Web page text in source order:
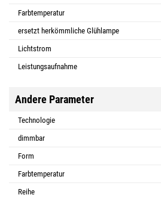
Farbtemperatur
ersetzt herkömmliche Glühlampe
Lichtstrom
Leistungsaufnahme
Andere Parameter
Technologie
dimmbar
Form
Farbtemperatur
Reihe